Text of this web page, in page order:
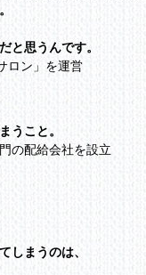
と思うんです。
ロン」を運営
うこと。
の配給会社を設立
しまうのは、